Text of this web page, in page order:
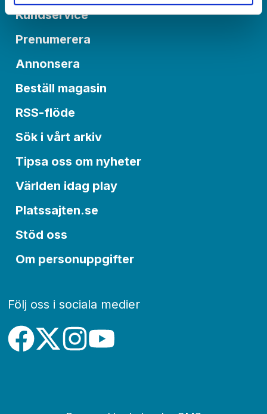
Kundservice
Prenumerera
Annonsera
Beställ magasin
RSS-flöde
Sök i vårt arkiv
Tipsa oss om nyheter
Världen idag play
Platssajten.se
Stöd oss
Om personuppgifter
Följ oss i sociala medier